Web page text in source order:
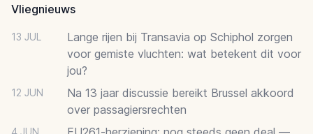
Vliegnieuws
13 JUL
Lange rijen bij Transavia op Schiphol zorgen
voor gemiste vluchten: wat betekent dit voor
jou?
12 JUN
Na 13 jaar discussie bereikt Brussel akkoord
over passagiersrechten
4 JUN